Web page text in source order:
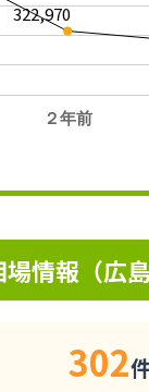
２年前
322,970
情報（広
302